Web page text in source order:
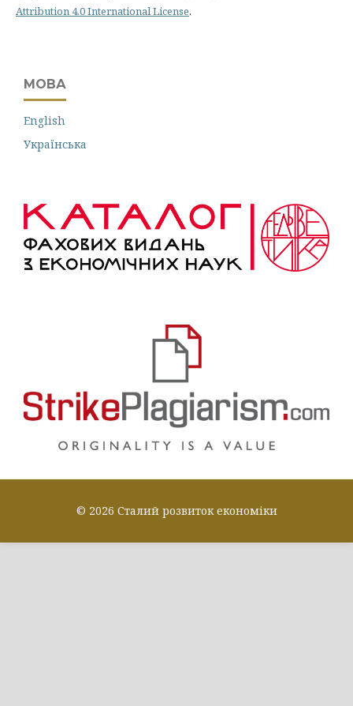
Attribution 4.0 International License.
МОВА
English
Українська
© 2026 Сталий розвиток економіки